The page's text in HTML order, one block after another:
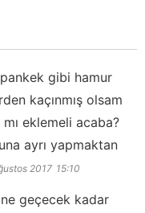
gibi hamur
kaçınmış olsam
eklemeli acaba?
ayrı yapmaktan
2017 15:10
geçecek kadar